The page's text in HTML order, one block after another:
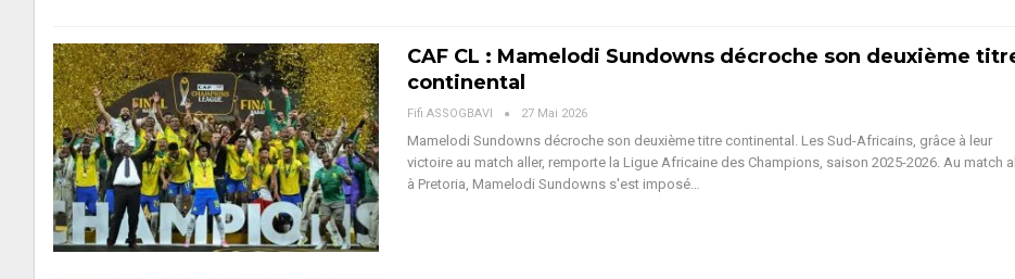
CAF CL : Mamelodi Sundowns décroche son deuxième
continental
Fifi ASSOGBAVI 27 Mai 2026
Mamelodi Sundowns décroche son deuxième titre continental. Les Sud-Africains, grâce à leur
victoire au match aller, remporte la Ligue Africaine des Champions, saison 2025-2026. Au match
à Pretoria, Mamelodi Sundowns s'est imposé…